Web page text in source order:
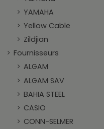
YAMAHA
Yellow Cable
Zildjian
Fournisseurs
ALGAM
ALGAM SAV
BAHIA STEEL
CASIO
CONN-SELMER